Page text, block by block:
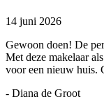
14 juni 2026
Gewoon doen! De
Met deze makelaar
voor een nieuw huis.
- Diana de Groot